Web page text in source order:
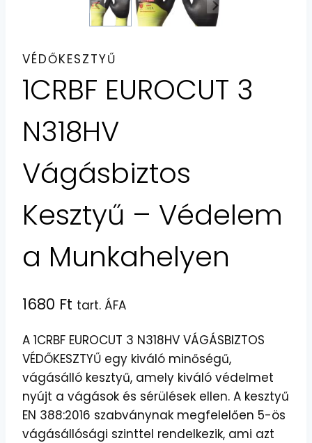
VÉDŐKESZTYŰ
1CRBF EUROCUT 3
N318HV
Vágásbiztos
Kesztyű – Védelem
a Munkahelyen
1680 Ft tart. ÁFA
A 1CRBF EUROCUT 3 N318HV VÁGÁSBIZTOS
VÉDŐKESZTYŰ egy kiváló minőségű,
vágásálló kesztyű, amely kiváló védelmet
nyújt a vágások és sérülések ellen. A kesztyű
EN 388:2016 szabványnak megfelelően 5-ös
vágásállósági szinttel rendelkezik, ami azt